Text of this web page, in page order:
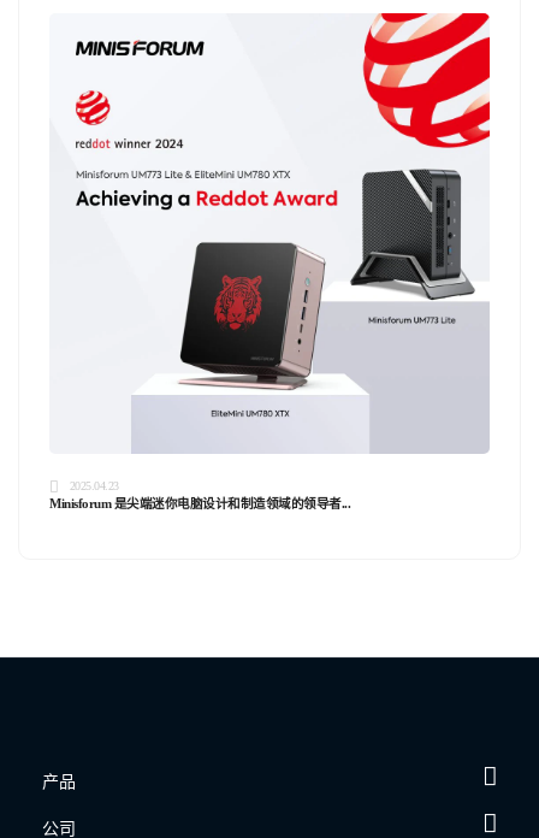
2025.04.23
Minisforum 是尖端迷你电脑设计和制造领域的领导者...
产品
公司